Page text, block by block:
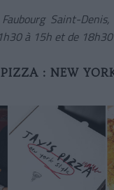
Saint-
à 15h et de
PIZZA : NEW